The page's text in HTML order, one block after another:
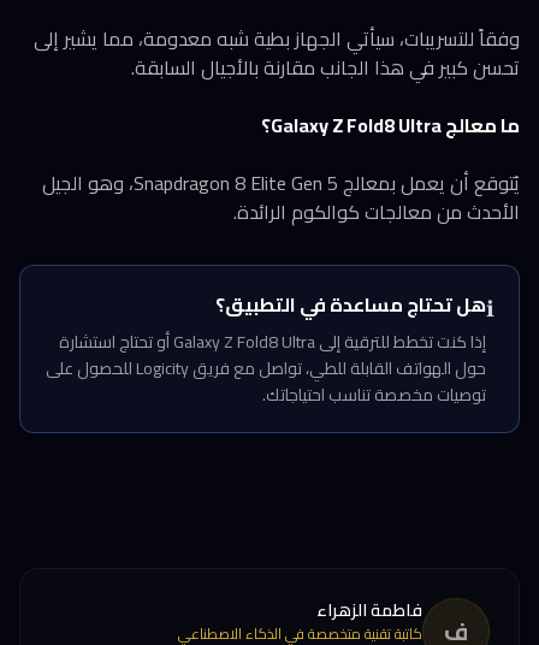
وفقاً للتسريبات، سيأتي الجهاز بطية شبه معدومة، مما يشير إلى
تحسن كبير في هذا الجانب مقارنة بالأجيال السابقة.
ما معالج Galaxy Z Fold8 Ultra؟
يُتوقع أن يعمل بمعالج Snapdragon 8 Elite Gen 5، وهو الجيل
الأحدث من معالجات كوالكوم الرائدة.
ℹ️هل تحتاج مساعدة في التطبيق؟
إذا كنت تخطط للترقية إلى Galaxy Z Fold8 Ultra أو تحتاج استشارة
حول الهواتف القابلة للطي، تواصل مع فريق Logicity للحصول على
توصيات مخصصة تناسب احتياجاتك.
ف فاطمة الزهراء
كاتبة تقنية متخصصة في الذكاء الاصطناعي